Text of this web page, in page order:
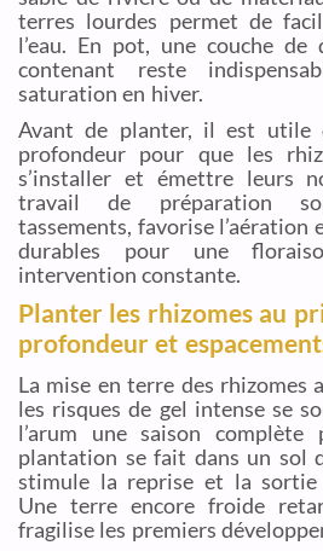
terres lourdes permet de
l’eau. En pot, une couche
contenant reste
saturation en hiver.
Avant de planter, il est utile
profondeur pour que les
s’installer et émettre leurs
travail de préparation
tassements, favorise l’aération
durables pour une
intervention constante.
Planter les rhizomes au
profondeur et
La mise en terre des rhizomes
les risques de gel intense se
l’arum une saison complète
plantation se fait dans un sol
stimule la reprise et la sortie
Une terre encore froide
fragilise les premiers